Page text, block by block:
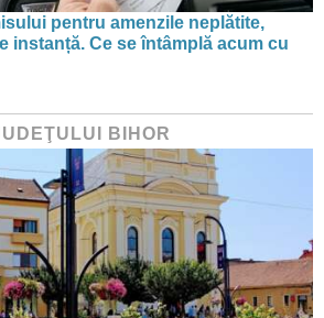
pentru amenzile neplătite,
instanță. Ce se întâmplă acum cu
BIHOR